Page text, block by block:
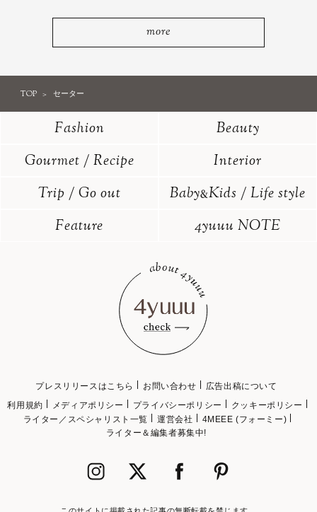
more
TOP セーター
Fashion
Beauty
Gourmet / Recipe
Interior
Trip / Go out
Baby&Kids / Life style
Feature
4yuuu NOTE
プレスリリースはこちら お問い合わせ
広告出稿について
利用規約
メディアポリシー プライバシーポリシー
クッキーポリシー
ライター／スペシャリスト一覧
運営会社
4MEEE (フォーミー)
ライター＆編集者募集中!